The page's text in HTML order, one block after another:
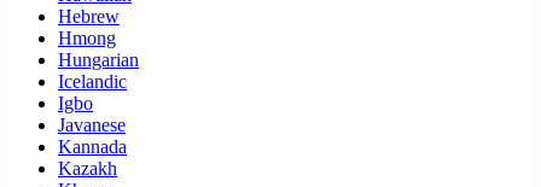
Hebrew
Hmong
Hungarian
Icelandic
Igbo
Javanese
Kannada
Kazakh